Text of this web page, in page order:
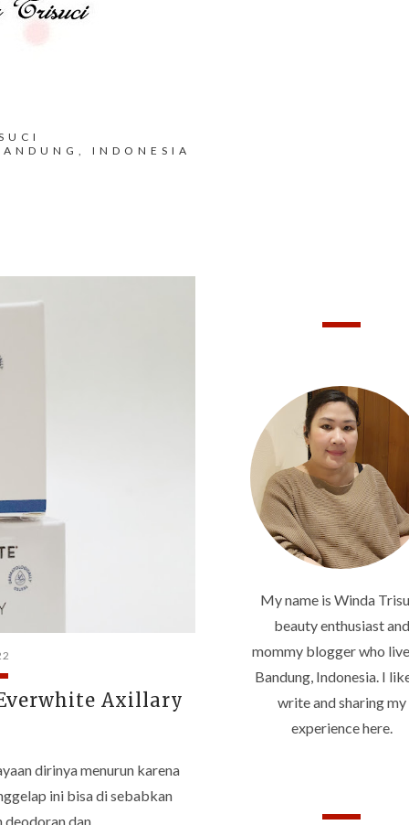
INDONESIA
Axillary
dirinya menurun karena
ini bisa di sebabkan
deodoran dan…
My name is Winda
beauty enthusiast and
mommy blogger who
Bandung, Indonesia. I
write and sharing my
experience here.